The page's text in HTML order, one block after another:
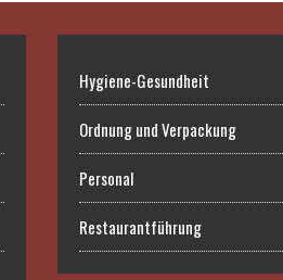
Hygiene-Gesundheit
Ordnung und Verpackung
Personal
Restaurantführung